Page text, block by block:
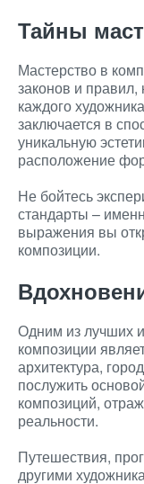
Тайны
Мастерство в
законов и
каждого
заключается в
уникальную
расположение
Не бойтесь
стандарты –
выражения вы
композиции.
Одним из лучших
композиции
архитектура,
послужить
композиций,
реальности.
Путешествия,
другими